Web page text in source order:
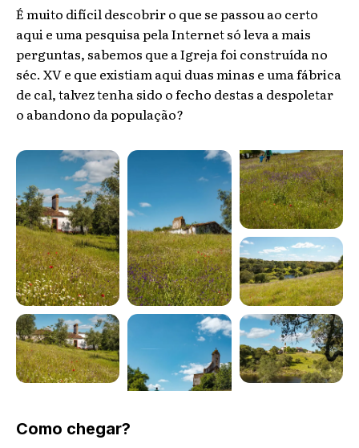
É muito difícil descobrir o que se passou ao certo
aqui e uma pesquisa pela Internet só leva a mais
perguntas, sabemos que a Igreja foi construída no
séc. XV e que existiam aqui duas minas e uma fábrica
de cal, talvez tenha sido o fecho destas a despoletar
o abandono da população?
Como chegar?